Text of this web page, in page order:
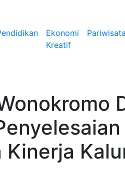
Ekonomi
Kreatif
Pariwisata